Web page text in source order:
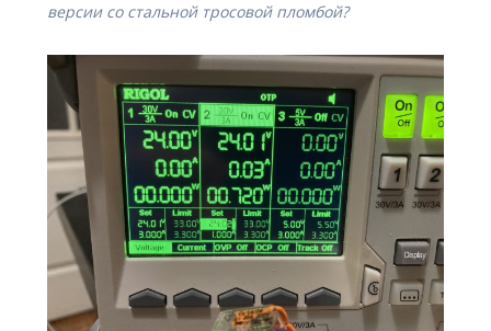
версии со стальной тросовой пломбой?